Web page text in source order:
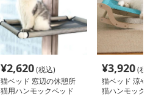
¥2,620(税込)
猫ベッド 窓辺の休憩所
猫用ハンモックベッド
¥3,920(税
猫ベッド 涼や
猫ハンモック